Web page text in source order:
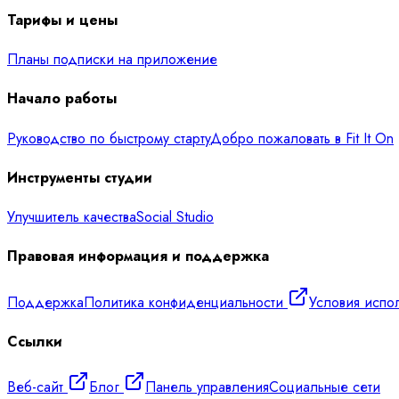
Тарифы и цены
Планы подписки на приложение
Начало работы
Руководство по быстрому стартуДобро пожаловать в Fit It On
Инструменты студии
Улучшитель качестваSocial Studio
Правовая информация и поддержка
ПоддержкаПолитика конфиденциальности
Условия
Ссылки
Веб-сайт Блог Панель управленияСоциальные сети